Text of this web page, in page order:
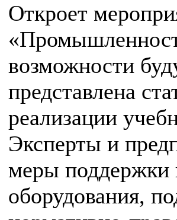
Откроет
возможности
представлена
реализации
Эксперты и
меры поддержки
оборудования,